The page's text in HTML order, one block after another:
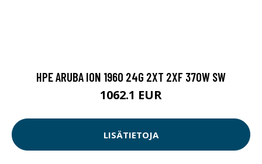
HPE ARUBA ION 1960 24G 2XT 2XF 370W SW
1062.1 EUR
LISÄTIETOJA